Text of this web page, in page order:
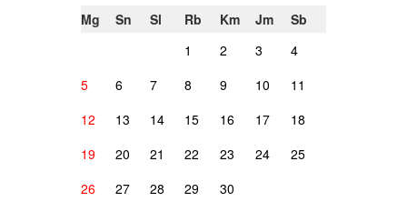
Mg
Sn Sl Rb Km Jm
Sb
1
2 3
4
5
6 7 8 9 10
11
12
13 14 15 16 17
18
19
20 21 22 23 24
25
26
27 28 29 30